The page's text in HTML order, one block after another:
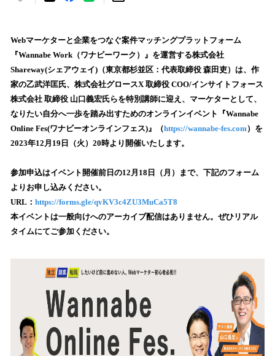
！
数
を
読
み
込
み
中
で
Webマーケターと企業をつなぐ案件マッチングプラットフォーム
『Wannabe Work（ワナビーワーク）』を運営する株式会社
Shareway(シェアウェイ)（東京都杉並区：代表取締役 森田吏）は、作
家の乙武洋匡氏、株式会社グロースX 取締役 COO/インサイトフォース
株式会社 取締役 山口義宏氏らを特別講師に迎え、マーケターとして、
なりたい自分へ一歩を踏み出すためのオンラインイベント『Wannabe
Online Fes(ワナビーオンラインフェス)』（https://wannabe-fes.com）を
2023年12月19日（火）20時より開催いたします。
参加申込はイベント開催前日の12月18日（月）まで、下記のフォーム
よりお申し込みください。
URL： https://forms.gle/qvKV3c4ZU3MuCa5T8
本イベントは一般向けへのアーカイブ配信はありません。ぜひリアル
タイムにてご参加ください。